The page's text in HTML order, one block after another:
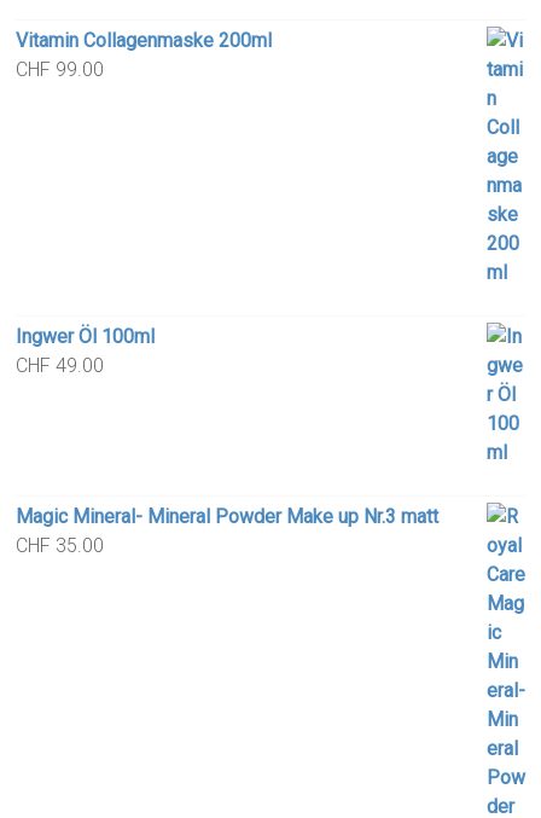
Vitamin Collagenmaske 200ml
CHF 99.00
Ingwer Öl 100ml
CHF 49.00
Magic Mineral- Mineral Powder Make up Nr.3 matt
CHF 35.00